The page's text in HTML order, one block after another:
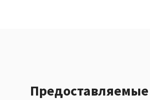
Предоставляемые